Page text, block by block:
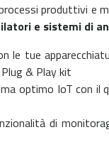
produttivi e
e sistemi di
le tue
& Play kit
optimo IoT con il
di